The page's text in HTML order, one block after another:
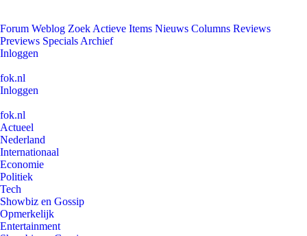
Forum Weblog Zoek Actieve Items Nieuws Columns Reviews
Previews Specials Archief
Inloggen
fok.nl
Inloggen
fok.nl
Actueel
Nederland
Internationaal
Economie
Politiek
Tech
Showbiz en Gossip
Opmerkelijk
Entertainment